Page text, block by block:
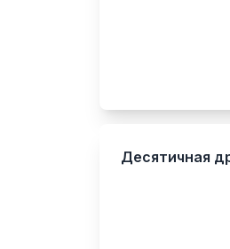
Десятичная